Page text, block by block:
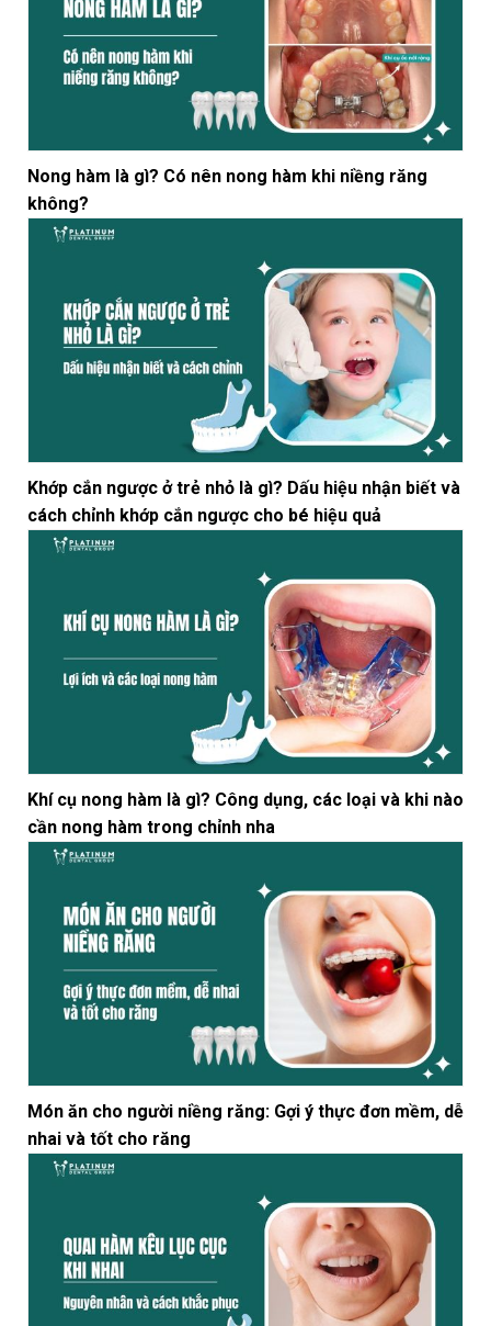
Nong hàm là gì? Có nên nong hàm khi niềng răng
không?
Khớp cắn ngược ở trẻ nhỏ là gì? Dấu hiệu nhận biết và
cách chỉnh khớp cắn ngược cho bé hiệu quả
Khí cụ nong hàm là gì? Công dụng, các loại và khi nào
cần nong hàm trong chỉnh nha
Món ăn cho người niềng răng: Gợi ý thực đơn mềm, dễ
nhai và tốt cho răng